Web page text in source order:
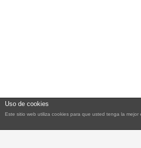
Uso de cookies
Este sitio web utiliza cookies para que usted tenga la